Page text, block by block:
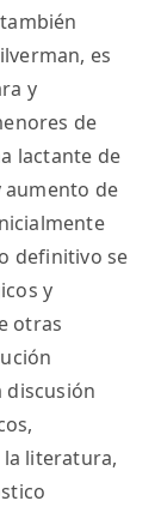
es
y
de
lactante de
aumento de
definitivo se
y
otras
discusión
literatura,